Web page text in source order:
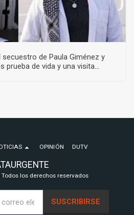
secuestro de Paula Giménez y
prueba de vida y una visita
los derechos reservados
OPINIÓN DUTV
SUSCRIBIRSE